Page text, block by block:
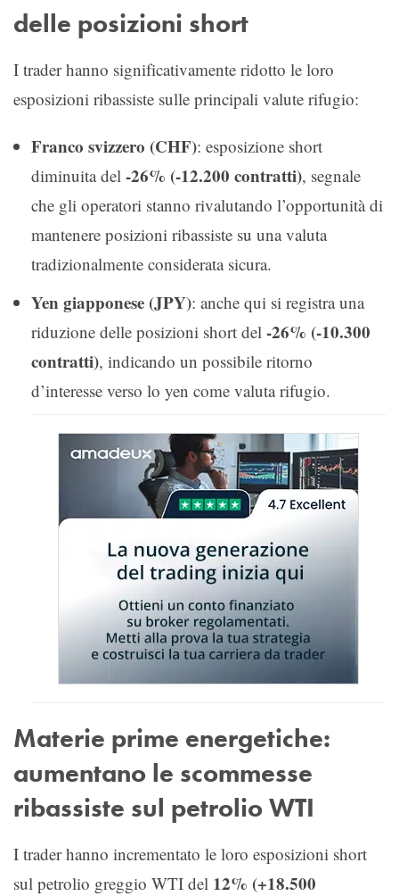
delle posizioni short
I trader hanno significativamente ridotto le loro
esposizioni ribassiste sulle principali valute rifugio:
Franco svizzero (CHF): esposizione short
diminuita del -26% (-12.200 contratti), segnale
che gli operatori stanno rivalutando l’opportunità di
mantenere posizioni ribassiste su una valuta
tradizionalmente considerata sicura.
Yen giapponese (JPY): anche qui si registra una
riduzione delle posizioni short del -26% (-10.300
contratti), indicando un possibile ritorno
d’interesse verso lo yen come valuta rifugio.
Materie prime energetiche:
aumentano le scommesse
ribassiste sul petrolio WTI
I trader hanno incrementato le loro esposizioni short
sul petrolio greggio WTI del 12% (+18.500